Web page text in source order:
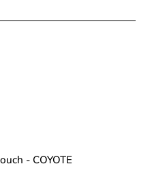
- COYOTE